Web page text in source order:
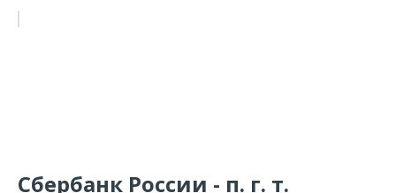
Сбербанк России - п. г. т.